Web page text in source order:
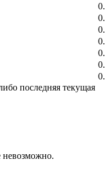
последняя текущая
невозможно.